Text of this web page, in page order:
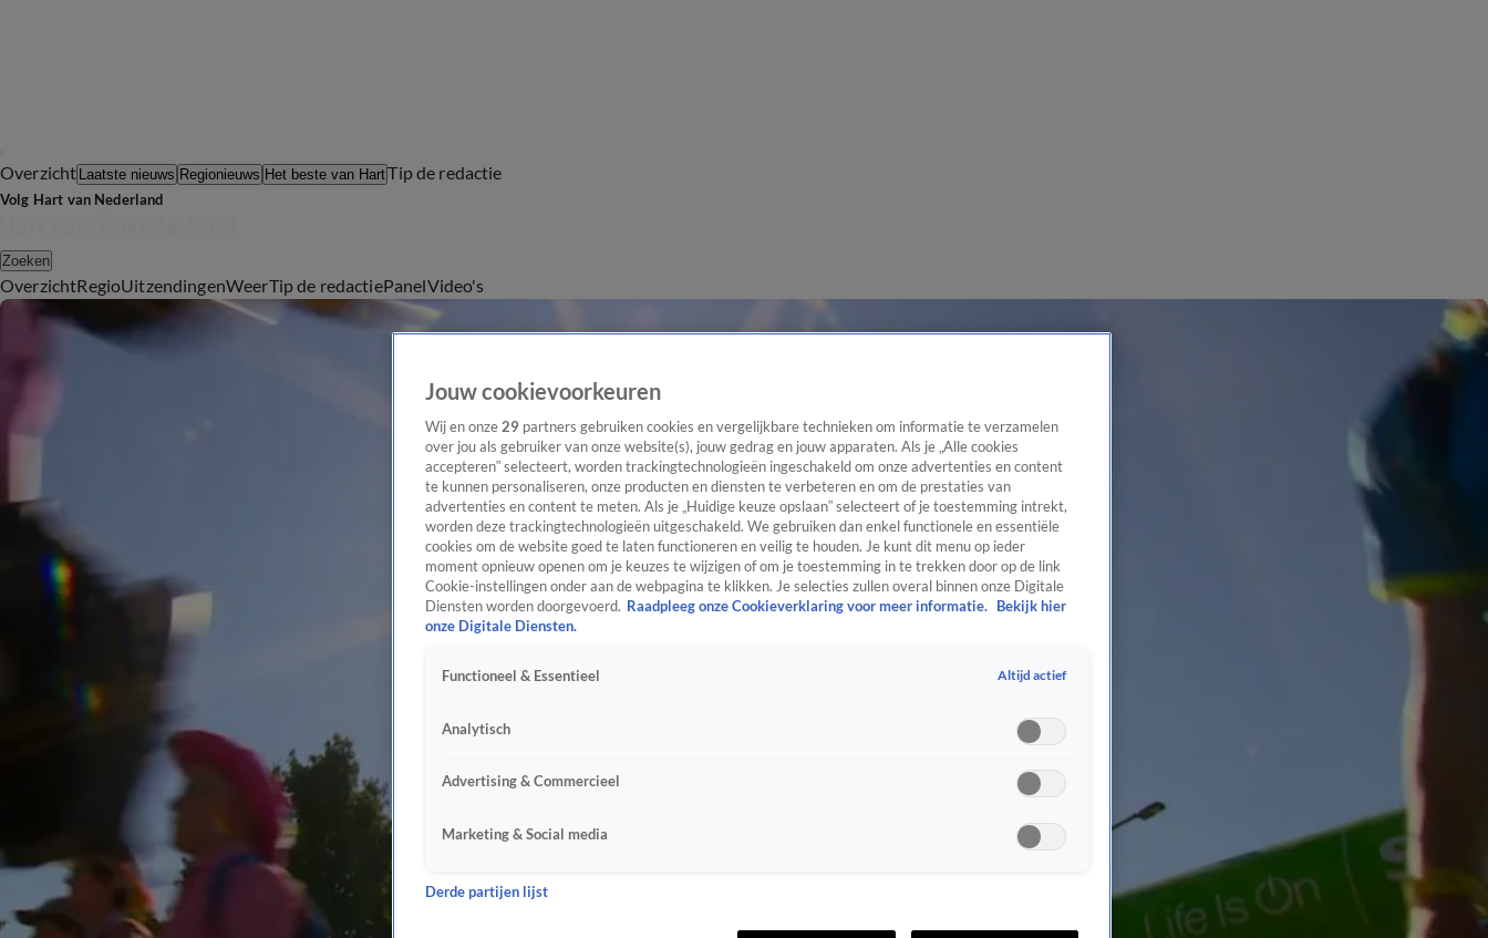
Overzicht Laatste nieuws Regionieuws Het beste van HartTip de redactie
Volg Hart van Nederland
Zoeken
OverzichtRegioUitzendingenWeerTip de redactiePanelVideo's
Jouw cookievoorkeuren
Wij en onze 29 partners gebruiken cookies en vergelijkbare technieken om informatie te verzamelen
over jou als gebruiker van onze website(s), jouw gedrag en jouw apparaten. Als je „Alle cookies
accepteren” selecteert, worden trackingtechnologieën ingeschakeld om onze advertenties en content
te kunnen personaliseren, onze producten en diensten te verbeteren en om de prestaties van
advertenties en content te meten. Als je „Huidige keuze opslaan” selecteert of je toestemming intrekt,
worden deze trackingtechnologieën uitgeschakeld. We gebruiken dan enkel functionele en essentiële
cookies om de website goed te laten functioneren en veilig te houden. Je kunt dit menu op ieder
moment opnieuw openen om je keuzes te wijzigen of om je toestemming in te trekken door op de link
Cookie-instellingen onder aan de webpagina te klikken. Je selecties zullen overal binnen onze Digitale
Diensten worden doorgevoerd. Raadpleeg onze Cookieverklaring voor meer informatie.
Bekijk hier
onze Digitale Diensten.
Functioneel & Essentieel Altijd actief
Analytisch
Advertising & Commercieel
Marketing & Social media
Derde partijen lijst